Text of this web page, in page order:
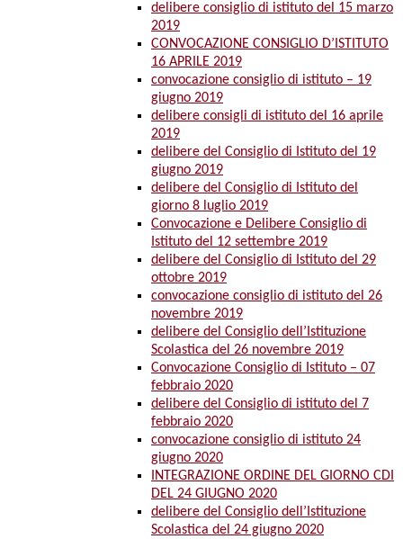
delibere consiglio di istituto del 15 marzo
2019
CONVOCAZIONE CONSIGLIO D’ISTITUTO
16 APRILE 2019
convocazione consiglio di istituto – 19
giugno 2019
delibere consigli di istituto del 16 aprile
2019
delibere del Consiglio di Istituto del 19
giugno 2019
delibere del Consiglio di Istituto del
giorno 8 luglio 2019
Convocazione e Delibere Consiglio di
Istituto del 12 settembre 2019
delibere del Consiglio di Istituto del 29
ottobre 2019
convocazione consiglio di istituto del 26
novembre 2019
delibere del Consiglio dell’Istituzione
Scolastica del 26 novembre 2019
Convocazione Consiglio di Istituto – 07
febbraio 2020
delibere del Consiglio di istituto del 7
febbraio 2020
convocazione consiglio di istituto 24
giugno 2020
INTEGRAZIONE ORDINE DEL GIORNO CDI
DEL 24 GIUGNO 2020
delibere del Consiglio dell’Istituzione
Scolastica del 24 giugno 2020